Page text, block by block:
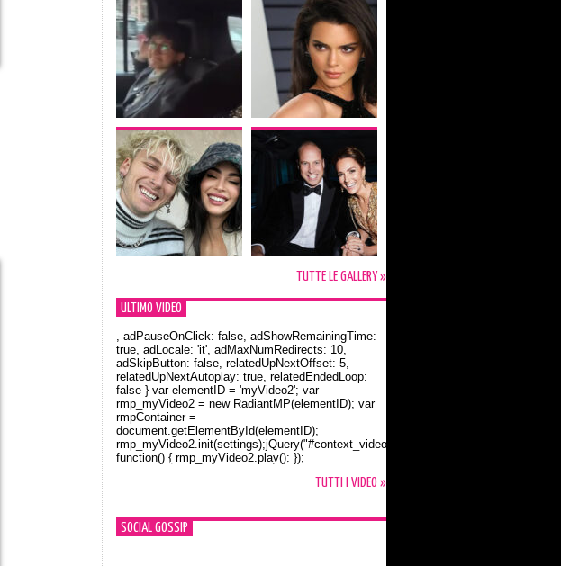
TUTTE LE GALLERY »
ULTIMO VIDEO
Orlando Bloom e la t-shirt dedicata a Flynn
, adPauseOnClick: false, adShowRemainingTime:
true, adLocale: 'it', adMaxNumRedirects: 10,
adSkipButton: false, relatedUpNextOffset: 5,
relatedUpNextAutoplay: true, relatedEndedLoop:
false } var elementID = 'myVideo2'; var
rmp_myVideo2 = new RadiantMP(elementID); var
rmpContainer =
document.getElementById(elementID);
rmp_myVideo2.init(settings);jQuery("#context_video2").one("mouseover",
function() { rmp_myVideo2.play(); });
TUTTI I VIDEO »
SOCIAL GOSSIP